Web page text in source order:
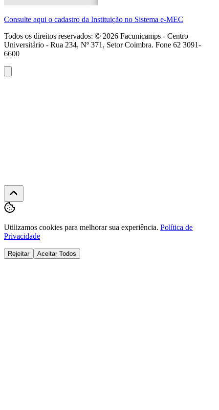
Consulte aqui o cadastro da Instituição no Sistema e-MEC
Todos os direitos reservados: © 2026 Facunicamps - Centro
Universitário - Rua 234, Nº 371, Setor Coimbra. Fone 62 3091-
6600
Utilizamos cookies para melhorar sua experiência. Política de
Privacidade
Rejeitar Aceitar Todos